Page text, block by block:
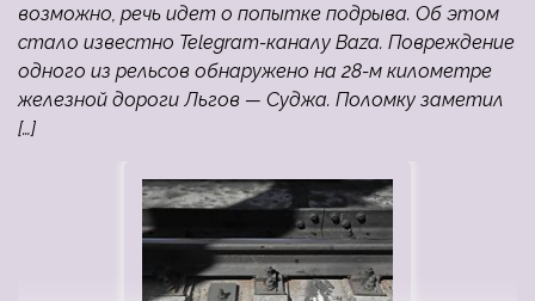
возможно, речь идет о попытке подрыва. Об этом
стало известно Telegram-каналу Baza. Повреждение
одного из рельсов обнаружено на 28-м километре
железной дороги Льгов — Суджа. Поломку заметил
[…]